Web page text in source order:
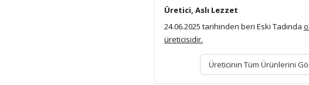
Üretici, Aslı Lezzet
24.06.2025 tarihinden beri Eski Tadında
üreticisidir.
Üreticinin Tüm Ürünlerini